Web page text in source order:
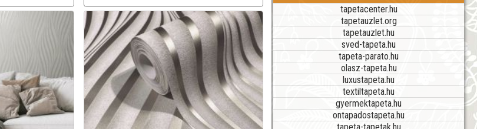
tapetacenter.hu
tapetauzlet.org
tapetauzlet.hu
sved-tapeta.hu
tapeta-parato.hu
olasz-tapeta.hu
luxustapeta.hu
textiltapeta.hu
gyermektapeta.hu
ontapadostapeta.hu
tapeta-tapetak.hu